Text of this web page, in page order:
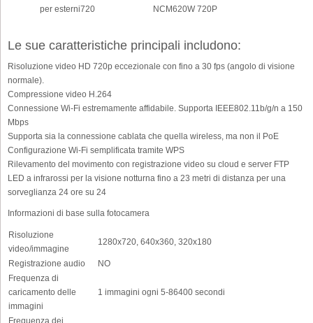
per esterni720
NCM620W 720P
Le sue caratteristiche principali includono:
Risoluzione video HD 720p eccezionale con fino a 30 fps (angolo di visione
normale).
Compressione video H.264
Connessione Wi-Fi estremamente affidabile. Supporta IEEE802.11b/g/n a 150
Mbps
Supporta sia la connessione cablata che quella wireless, ma non il PoE
Configurazione Wi-Fi semplificata tramite WPS
Rilevamento del movimento con registrazione video su cloud e server FTP
LED a infrarossi per la visione notturna fino a 23 metri di distanza per una
sorveglianza 24 ore su 24
Informazioni di base sulla fotocamera
Risoluzione
video/immagine
1280x720, 640x360, 320x180
Registrazione audio
NO
Frequenza di
caricamento delle
immagini
1 immagini ogni 5-86400 secondi
Frequenza dei